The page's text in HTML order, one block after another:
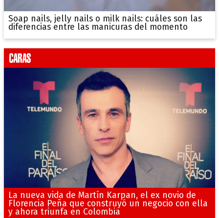
Soap nails, jelly nails o milk nails: cuáles son las
diferencias entre las manicuras del momento
La nueva vida de Martín Karpan, el ex novio de
Florencia Peña que construyó un negocio con ella
y ahora triunfa en Colombia